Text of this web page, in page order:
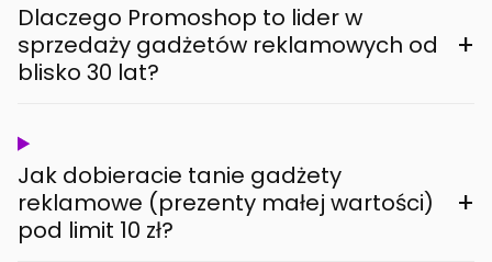
Dlaczego Promoshop to lider w
sprzedaży gadżetów reklamowych od
blisko 30 lat?
+
Jak dobieracie tanie gadżety
reklamowe (prezenty małej wartości)
pod limit 10 zł?
+